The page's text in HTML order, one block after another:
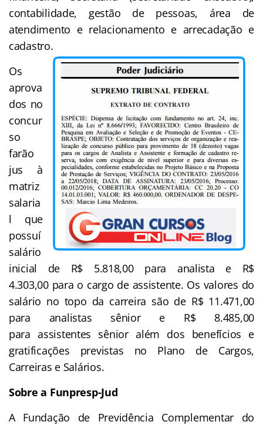
contabilidade, gestão de pessoas, área de
atendimento e relacionamento e arrecadação e
cadastro.
Os
aprova
dos no
concur
so
farão
jus à
matriz
salaria
l que
possuí
salário
inicial de R$ 5.818,00 para analista e R$
4.303,00 para o cargo de assistente. Os valores do
salário no topo da carreira são de R$ 11.471,00
para analistas sênior e R$ 8.485,00
para assistentes sênior além dos benefícios e
gratificações previstas no Plano de Cargos,
Carreiras e Salários.
Sobre a Funpresp-Jud
A Fundação de Previdência Complementar do